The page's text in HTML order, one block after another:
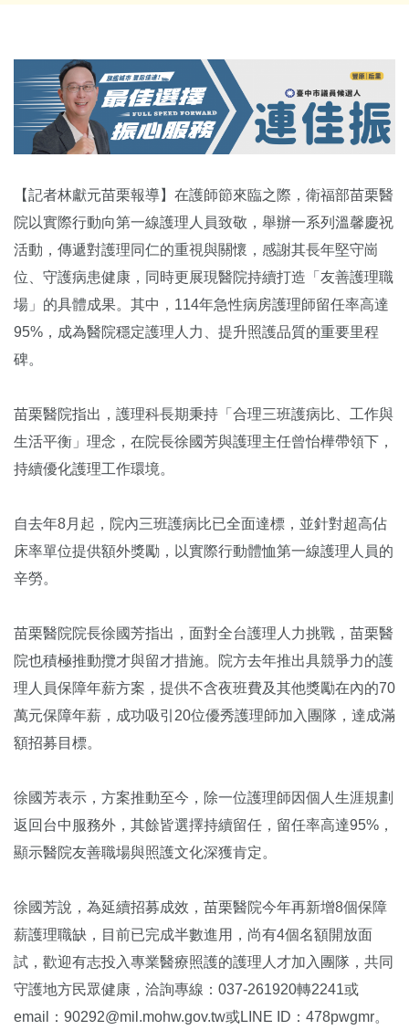
【記者林獻元苗栗報導】在護師節來臨之際，衛福部苗栗醫
院以實際行動向第一線護理人員致敬，舉辦一系列溫馨慶祝
活動，傳遞對護理同仁的重視與關懷，感謝其長年堅守崗
位、守護病患健康，同時更展現醫院持續打造「友善護理職
場」的具體成果。其中，114年急性病房護理師留任率高達
95%，成為醫院穩定護理人力、提升照護品質的重要里程
碑。
苗栗醫院指出，護理科長期秉持「合理三班護病比、工作與
生活平衡」理念，在院長徐國芳與護理主任曾怡樺帶領下，
持續優化護理工作環境。
自去年8月起，院內三班護病比已全面達標，並針對超高佔
床率單位提供額外獎勵，以實際行動體恤第一線護理人員的
辛勞。
苗栗醫院院長徐國芳指出，面對全台護理人力挑戰，苗栗醫
院也積極推動攬才與留才措施。院方去年推出具競爭力的護
理人員保障年薪方案，提供不含夜班費及其他獎勵在內的70
萬元保障年薪，成功吸引20位優秀護理師加入團隊，達成滿
額招募目標。
徐國芳表示，方案推動至今，除一位護理師因個人生涯規劃
返回台中服務外，其餘皆選擇持續留任，留任率高達95%，
顯示醫院友善職場與照護文化深獲肯定。
徐國芳說，為延續招募成效，苗栗醫院今年再新增8個保障
薪護理職缺，目前已完成半數進用，尚有4個名額開放面
試，歡迎有志投入專業醫療照護的護理人才加入團隊，共同
守護地方民眾健康，洽詢專線：037-261920轉2241或
email：90292@mil.mohw.gov.tw或LINE ID：478pwgmr。